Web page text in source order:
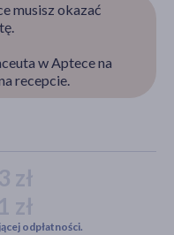
musisz okazać
w Aptece na
recepcie.
zł
zł
odpłatności.